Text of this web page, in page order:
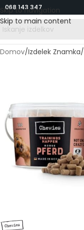
Skip to navigation
Skip to main content
068 143 347
Domov/Izdelek Znamka/